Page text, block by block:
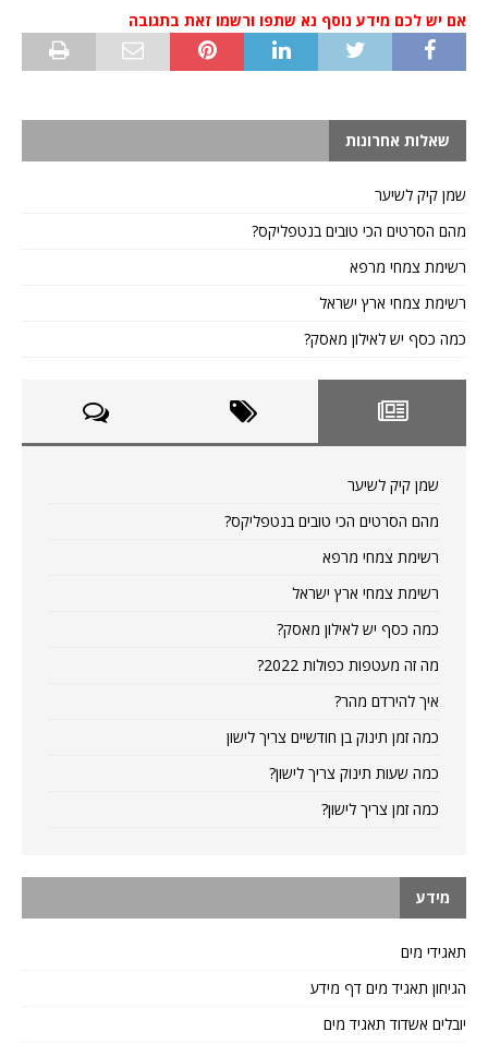
אם יש לכם מידע נוסף נא שתפו ורשמו זאת בתגובה
שאלות אחרונות
שמן קיק לשיער
מהם הסרטים הכי טובים בנטפליקס?
רשימת צמחי מרפא
רשימת צמחי ארץ ישראל
כמה כסף יש לאילון מאסק?
שמן קיק לשיער
מהם הסרטים הכי טובים בנטפליקס?
רשימת צמחי מרפא
רשימת צמחי ארץ ישראל
כמה כסף יש לאילון מאסק?
מה זה מעטפות כפולות 2022?
איך להירדם מהר?
כמה זמן תינוק בן חודשיים צריך לישון
כמה שעות תינוק צריך לישון?
כמה זמן צריך לישון?
מידע
תאגידי מים
הגיחון תאגיד מים דף מידע
יובלים אשדוד תאגיד מים